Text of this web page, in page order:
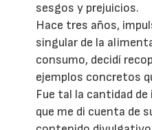
sesgos y prejuicios.
Hace tres años,
singular de la
consumo, decidí
ejemplos concretos
Fue tal la cantidad
que me di cuenta de